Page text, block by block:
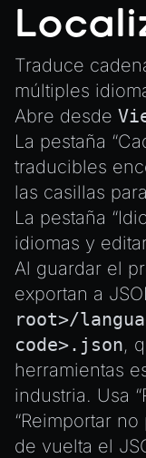
Traduce
múltiples
Abre desde
La pestaña
traducibles
las casillas
La pestaña
idiomas y
Al guardar el
exportan a
root>/
code>.json,
herramientas
industria. Usa
“Reimportar
de vuelta el